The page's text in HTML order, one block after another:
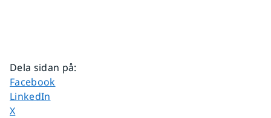
Dela sidan på:
Dela sidan på
Facebook
Dela sidan på
LinkedIn
Dela sidan på
X